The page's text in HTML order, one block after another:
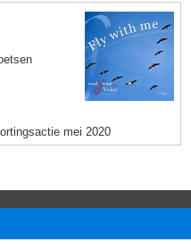
mei 2020